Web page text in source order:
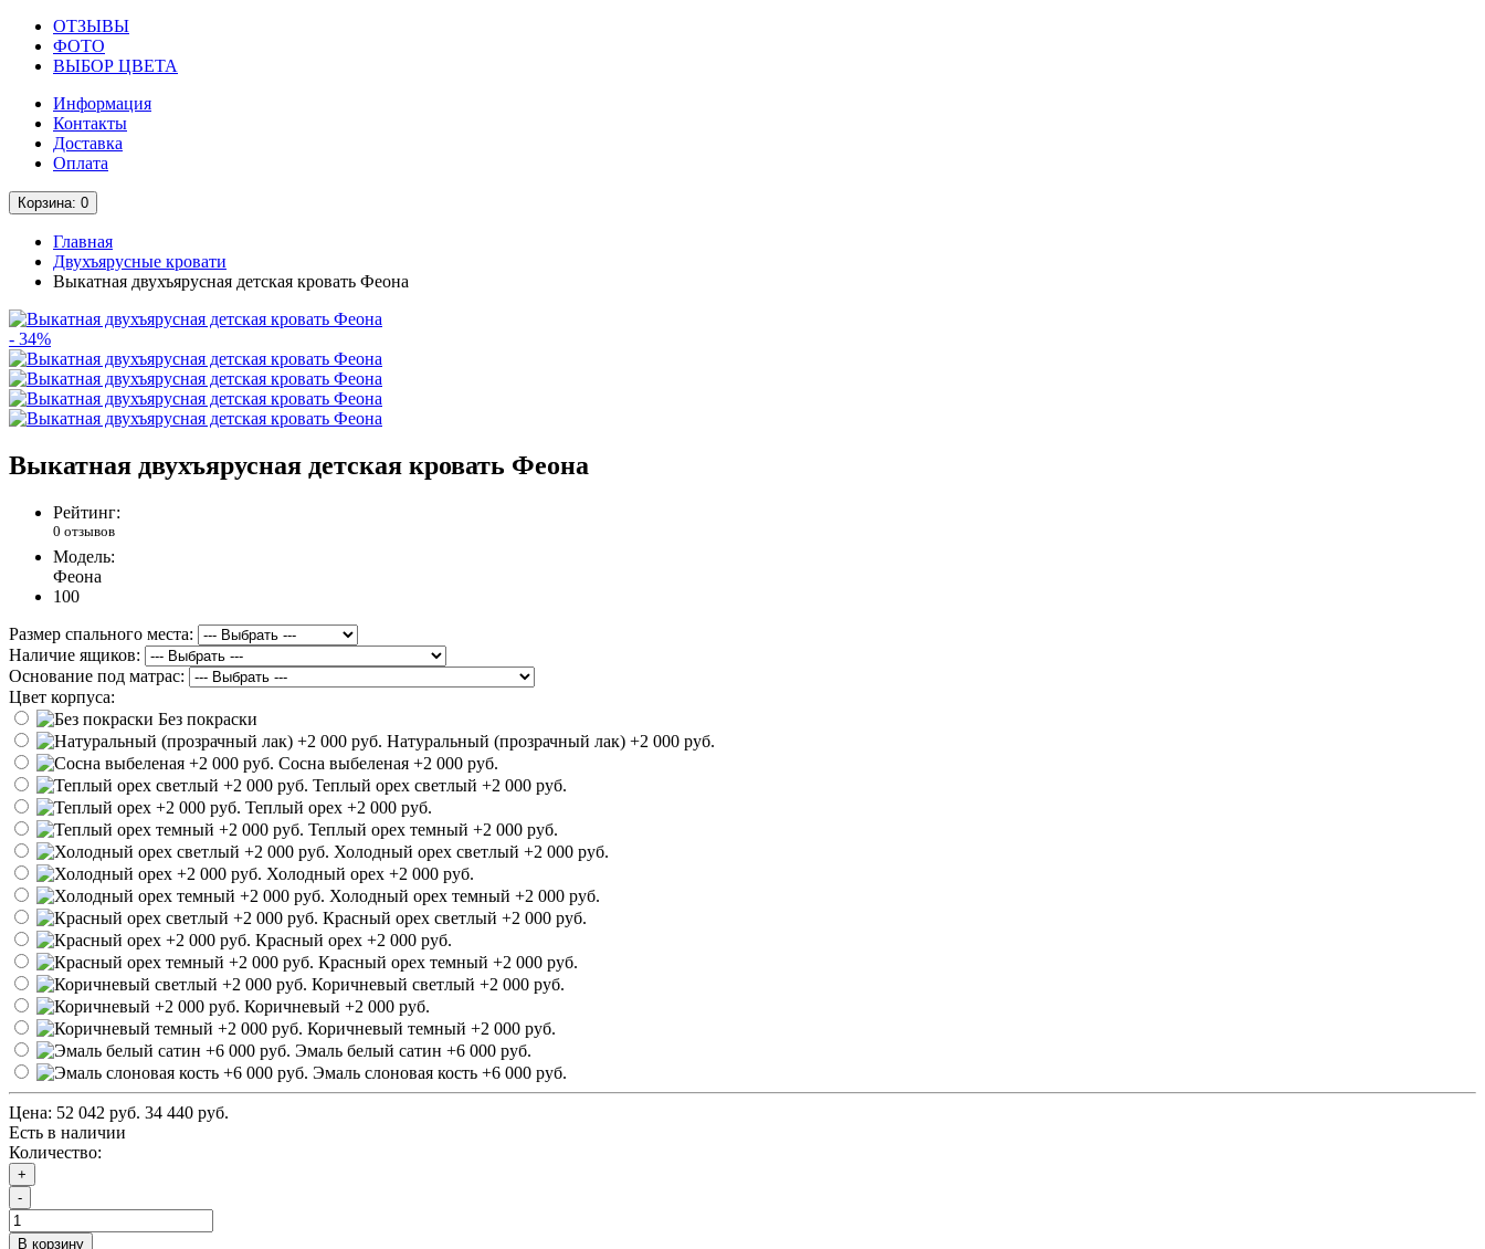
ОТЗЫВЫ
ФОТО
ВЫБОР ЦВЕТА
Информация
Контакты
Доставка
Оплата
Корзина: 0
Главная
Двухъярусные кровати
Выкатная двухъярусная детская кровать Феона
- 34%
Выкатная двухъярусная детская кровать Феона
Рейтинг:
0 отзывов
Модель:
Феона
100
Размер спального места:
Наличие ящиков:
Основание под матрас:
Цвет корпуса:
Без покраски
Натуральный (прозрачный лак) +2 000 руб.
Сосна выбеленая +2 000 руб.
Теплый орех светлый +2 000 руб.
Теплый орех +2 000 руб.
Теплый орех темный +2 000 руб.
Холодный орех светлый +2 000 руб.
Холодный орех +2 000 руб.
Холодный орех темный +2 000 руб.
Красный орех светлый +2 000 руб.
Красный орех +2 000 руб.
Красный орех темный +2 000 руб.
Коричневый светлый +2 000 руб.
Коричневый +2 000 руб.
Коричневый темный +2 000 руб.
Эмаль белый сатин +6 000 руб.
Эмаль слоновая кость +6 000 руб.
Цена: 52 042 руб. 34 440 руб.
Есть в наличии
Количество:
+
-
В корзину